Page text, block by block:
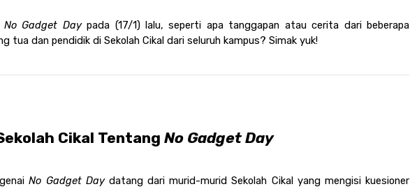
No Gadget Day pada (17/1) lalu, seperti apa tanggapan atau cerita dari beberapa
tua dan pendidik di Sekolah Cikal dari seluruh kampus? Simak yuk!
Cikal Tentang No Gadget Day
No Gadget Day datang dari murid-murid Sekolah Cikal yang mengisi kuesioner